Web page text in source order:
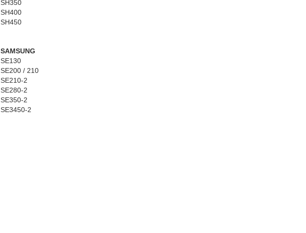
SH350
SH400
SH450
SAMSUNG
SE130
SE200 / 210
SE210-2
SE280-2
SE350-2
SE3450-2